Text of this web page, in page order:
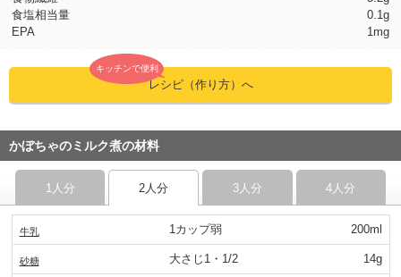
食塩相当量
0.1g
EPA
1mg
キッチンで便利
レシピ（作り方）へ
かぼちゃのミルク煮の材料
1人分 2人分 3人分 4人分
牛乳 1カップ弱 200ml
砂糖 大さじ1・1/2 14g